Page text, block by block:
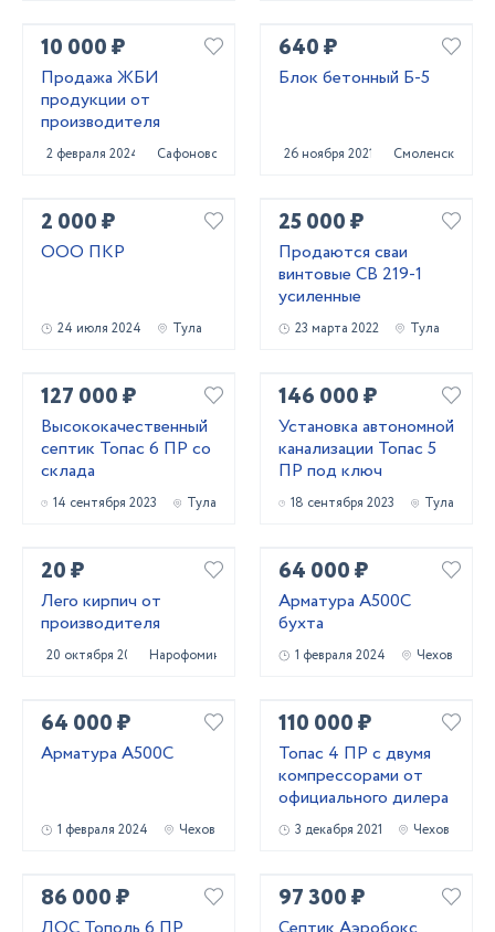
10 000 ₽
Продажа ЖБИ
продукции от
производителя
2 февраля 2024 Сафоново
640 ₽
Блок бетонный Б-5
26 ноября 2021 Смоленск
2 000 ₽
ООО ПКР
24 июля 2024 Тула
25 000 ₽
Продаются сваи
винтовые СВ 219-1
усиленные
23 марта 2022 Тула
127 000 ₽
Высококачественный
септик Топас 6 ПР со
склада
14 сентября 2023 Тула
146 000 ₽
Установка автономной
канализации Топас 5
ПР под ключ
18 сентября 2023 Тула
20 ₽
Лего кирпич от
производителя
20 октября 2020 Нарофоминск
64 000 ₽
Арматура А500С
бухта
1 февраля 2024 Чехов
64 000 ₽
Арматура А500С
1 февраля 2024 Чехов
110 000 ₽
Топас 4 ПР с двумя
компрессорами от
официального дилера
3 декабря 2021 Чехов
86 000 ₽ 97 300 ₽